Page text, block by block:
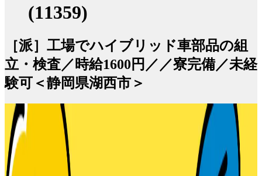
(11359)
［派］工場でハイブリッド車部品の組
立・検査／時給1600円／／寮完備／未経
験可＜静岡県湖西市＞